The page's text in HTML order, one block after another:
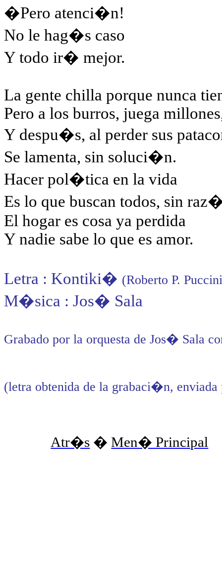
�Pero atenci�n!
No le hag�s caso
Y todo ir� mejor.
La gente chilla porque nunca
Pero a los burros, juega
Y despu�s, al perder sus
Se lamenta, sin soluci�n.
Hacer pol�tica en la vida
Es lo que buscan todos, sin
El hogar es cosa ya perdida
Y nadie sabe lo que es amor.
Letra : Kontiki� (Roberto P.
M�sica : Jos� Sala
Grabado por la orquesta de Jos� Sala
(letra obtenida de la grabaci�n,
Atr�s �Men� Principal